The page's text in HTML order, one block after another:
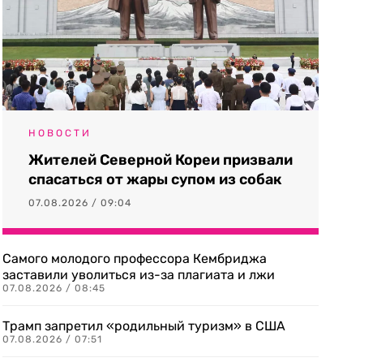
НОВОСТИ
Жителей Северной Кореи призвали
спасаться от жары супом из собак
07.08.2026 / 09:04
Самого молодого профессора Кембриджа
заставили уволиться из-за плагиата и лжи
07.08.2026 / 08:45
Трамп запретил «родильный туризм» в США
07.08.2026 / 07:51